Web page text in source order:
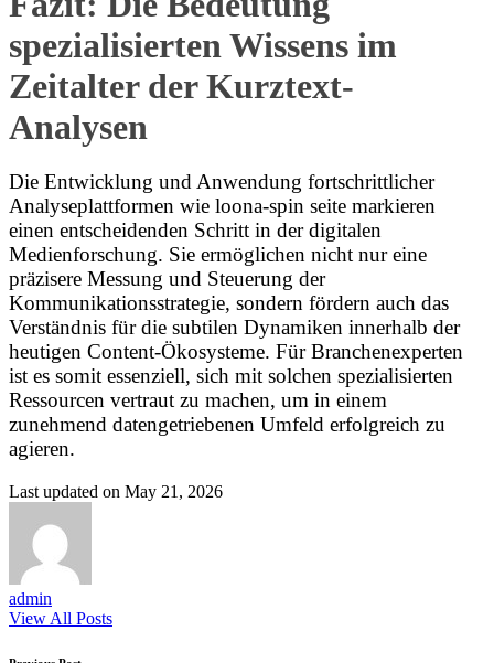
spezialisierten Wissens im
Zeitalter der Kurztext-
Analysen
Die Entwicklung und Anwendung fortschrittlicher
Analyseplattformen wie loona-spin seite markieren
einen entscheidenden Schritt in der digitalen
Medienforschung. Sie ermöglichen nicht nur eine
präzisere Messung und Steuerung der
Kommunikationsstrategie, sondern fördern auch das
Verständnis für die subtilen Dynamiken innerhalb der
heutigen Content-Ökosysteme. Für Branchenexperten
ist es somit essenziell, sich mit solchen spezialisierten
Ressourcen vertraut zu machen, um in einem
zunehmend datengetriebenen Umfeld erfolgreich zu
agieren.
Last updated on May 21, 2026
admin
View All Posts